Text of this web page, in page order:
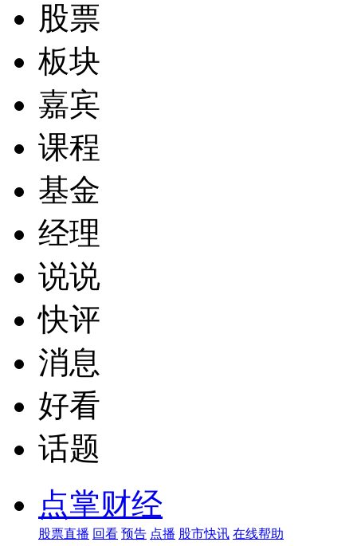
股票
板块
嘉宾
课程
基金
经理
说说
快评
消息
好看
话题
点掌财经
股票直播 回看 预告 点播 股市快讯 在线帮助